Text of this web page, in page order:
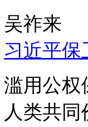
吴祚来
习近平保
滥用公权
人类共